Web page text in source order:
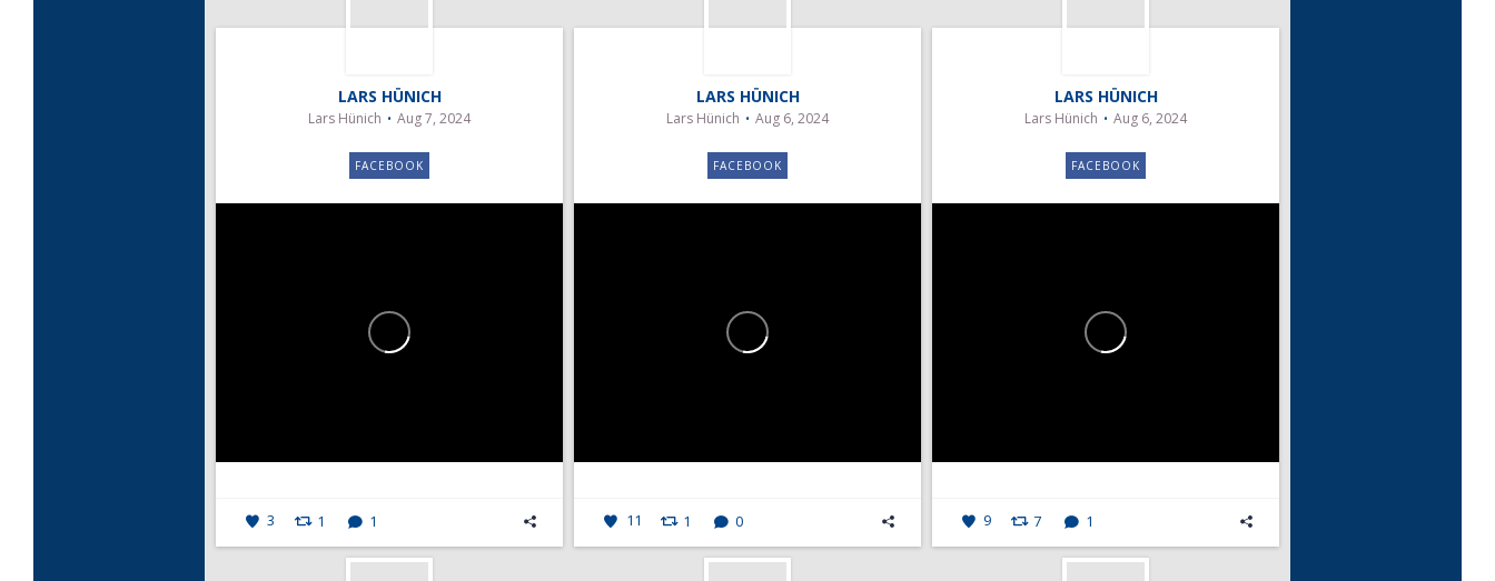
LARS HÜNICH
Lars Hünich Aug 7, 2024
FACEBOOK
3 1 1
LARS HÜNICH
Lars Hünich Aug 6, 2024
FACEBOOK
11 1 0
LARS HÜNICH
Lars Hünich Aug 6, 2024
FACEBOOK
9 7 1